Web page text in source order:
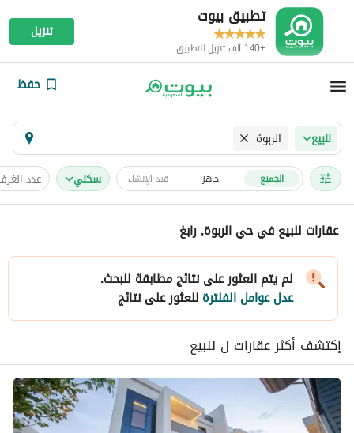
تطبيق بيوت
+140 ألف تنزيل للتطبيق
تنزيل
حفظ
للبيع الربوة
الجميع جاهز قيد الإنشاء سكني عدد
عقارات للبيع في حي الربوة, رابغ
لم يتم العثور على نتائج مطابقة للبحث.
عدل عوامل الفلترةللعثور على نتائج
إكتشف أكثر عقارات ل للبيع